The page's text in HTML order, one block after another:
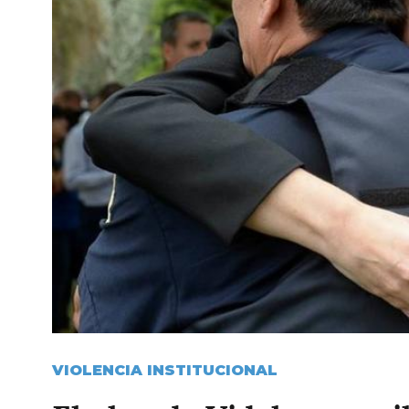
VIOLENCIA INSTITUCIONAL